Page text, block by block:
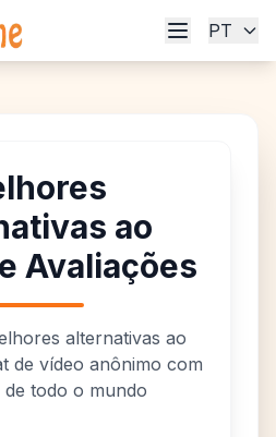
PT
ao
Avaliações
alternativas ao
de vídeo anônimo com
todo o mundo